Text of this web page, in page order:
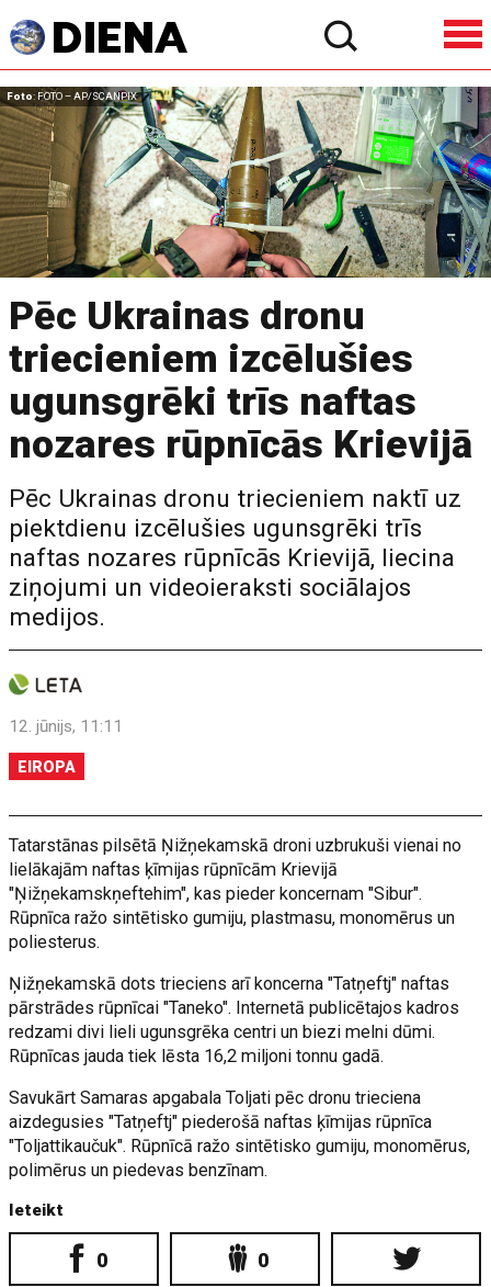
Foto: FOTO – AP/SCANPIX
Pēc Ukrainas dronu
triecieniem izcēlušies
ugunsgrēki trīs naftas
nozares rūpnīcās Krievijā
Pēc Ukrainas dronu triecieniem naktī uz
piektdienu izcēlušies ugunsgrēki trīs
naftas nozares rūpnīcās Krievijā, liecina
ziņojumi un videoieraksti sociālajos
medijos.
12. jūnijs, 11:11
EIROPA
Tatarstānas pilsētā Ņižņekamskā droni uzbrukuši vienai no
lielākajām naftas ķīmijas rūpnīcām Krievijā
"Ņižņekamskņeftehim", kas pieder koncernam "Sibur".
Rūpnīca ražo sintētisko gumiju, plastmasu, monomērus un
poliesterus.
Ņižņekamskā dots trieciens arī koncerna "Tatņeftj" naftas
pārstrādes rūpnīcai "Taneko". Internetā publicētajos kadros
redzami divi lieli ugunsgrēka centri un biezi melni dūmi.
Rūpnīcas jauda tiek lēsta 16,2 miljoni tonnu gadā.
Savukārt Samaras apgabala Toljati pēc dronu trieciena
aizdegusies "Tatņeftj" piederošā naftas ķīmijas rūpnīca
"Toljattikaučuk". Rūpnīcā ražo sintētisko gumiju, monomērus,
polimērus un piedevas benzīnam.
Ieteikt
0 0